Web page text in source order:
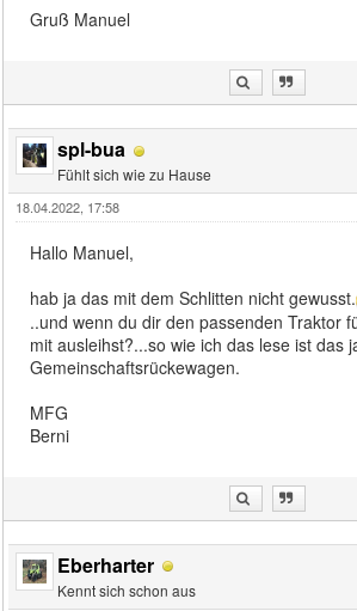
Gruß Manuel
spl-bua
Fühlt sich wie zu Hause
18.04.2022, 17:58
Hallo Manuel,
hab ja das mit dem Schlitten nicht gewusst.
..und wenn du dir den passenden Traktor
mit ausleihst?...so wie ich das lese ist das
Gemeinschaftsrückewagen.
MFG
Berni
Eberharter
Kennt sich schon aus